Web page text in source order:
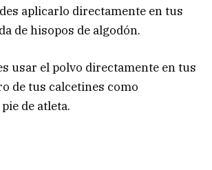
aplicarlo directamente en tus
de hisopos de algodón.
usar el polvo directamente en tus
de tus calcetines como
de atleta.